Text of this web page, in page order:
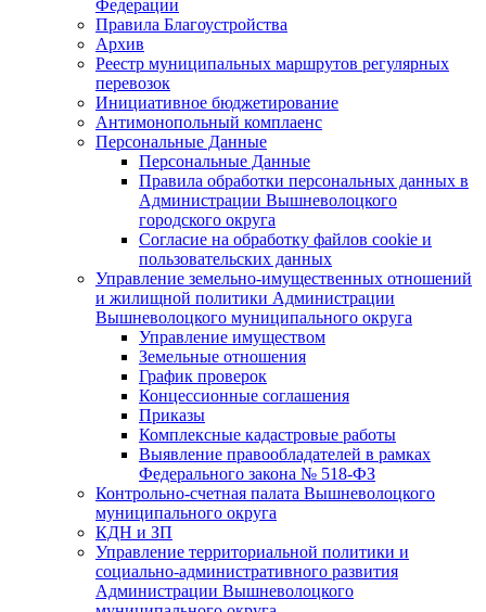
Федерации
Правила Благоустройства
Архив
Реестр муниципальных маршрутов регулярных
перевозок
Инициативное бюджетирование
Антимонопольный комплаенс
Персональные Данные
Персональные Данные
Правила обработки персональных данных в
Администрации Вышневолоцкого
городского округа
Согласие на обработку файлов cookie и
пользовательских данных
Управление земельно-имущественных отношений
и жилищной политики Администрации
Вышневолоцкого муниципального округа
Управление имуществом
Земельные отношения
График проверок
Концессионные соглашения
Приказы
Комплексные кадастровые работы
Выявление правообладателей в рамках
Федерального закона № 518-ФЗ
Контрольно-счетная палата Вышневолоцкого
муниципального округа
КДН и ЗП
Управление территориальной политики и
социально-административного развития
Администрации Вышневолоцкого